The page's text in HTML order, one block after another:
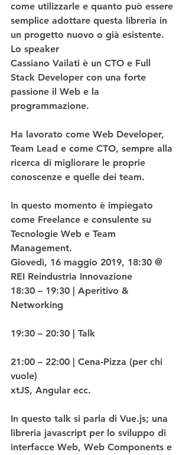
come utilizzarle e quanto può essere
semplice adottare questa libreria in
un progetto nuovo o già esistente.
Lo speaker
Cassiano Vailati è un CTO e Full
Stack Developer con una forte
passione il Web e la
programmazione.
Ha lavorato come Web Developer,
Team Lead e come CTO, sempre alla
ricerca di migliorare le proprie
conoscenze e quelle dei team.
In questo momento è impiegato
come Freelance e consulente su
Tecnologie Web e Team
Management.
Giovedì, 16 maggio 2019, 18:30 @
REI Reindustria Innovazione
18:30 – 19:30 | Aperitivo &
Networking
19:30 – 20:30 | Talk
21:00 – 22:00 | Cena-Pizza (per chi
vuole)
xtJS, Angular ecc.
In questo talk si parla di Vue.js; una
libreria javascript per lo sviluppo di
interfacce Web, Web Components e